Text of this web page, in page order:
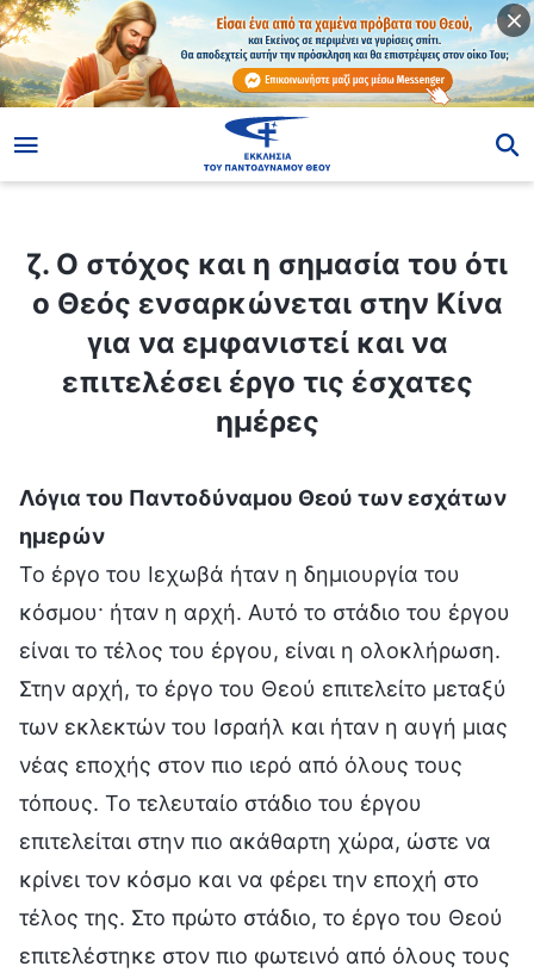
ζ. Ο στόχος και η σημασία του ότι
ο Θεός ενσαρκώνεται στην Κίνα
για να εμφανιστεί και να
επιτελέσει έργο τις έσχατες
ημέρες
Λόγια του Παντοδύναμου Θεού των εσχάτων
ημερών
Το έργο του Ιεχωβά ήταν η δημιουργία του
κόσμου· ήταν η αρχή. Αυτό το στάδιο του έργου
είναι το τέλος του έργου, είναι η ολοκλήρωση.
Στην αρχή, το έργο του Θεού επιτελείτο μεταξύ
των εκλεκτών του Ισραήλ και ήταν η αυγή μιας
νέας εποχής στον πιο ιερό από όλους τους
τόπους. Το τελευταίο στάδιο του έργου
επιτελείται στην πιο ακάθαρτη χώρα, ώστε να
κρίνει τον κόσμο και να φέρει την εποχή στο
τέλος της. Στο πρώτο στάδιο, το έργο του Θεού
επιτελέστηκε στον πιο φωτεινό από όλους τους